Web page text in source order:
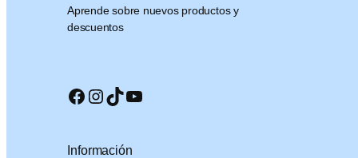
Aprende sobre nuevos productos y
descuentos
Facebook Instagram TikTok YouTube
Información